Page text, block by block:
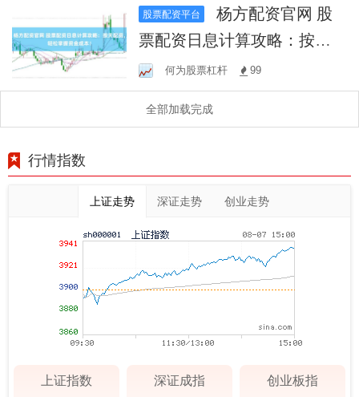
股票配资平台
杨方配资官网 股
票配资日息计算攻略：按天
配资，轻松掌握资金成本！
何为股票杠杆 99
全部加载完成
行情指数
上证走势 深证走势 创业走势
上证指数 深证成指 创业板指